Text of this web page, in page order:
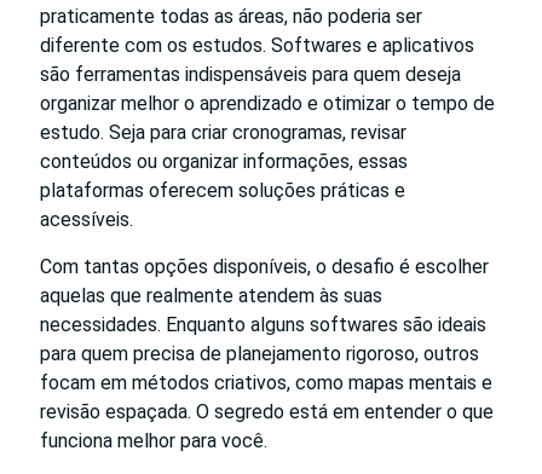
praticamente todas as áreas, não poderia ser
diferente com os estudos. Softwares e aplicativos
são ferramentas indispensáveis para quem deseja
organizar melhor o aprendizado e otimizar o tempo de
estudo. Seja para criar cronogramas, revisar
conteúdos ou organizar informações, essas
plataformas oferecem soluções práticas e
acessíveis.
Com tantas opções disponíveis, o desafio é escolher
aquelas que realmente atendem às suas
necessidades. Enquanto alguns softwares são ideais
para quem precisa de planejamento rigoroso, outros
focam em métodos criativos, como mapas mentais e
revisão espaçada. O segredo está em entender o que
funciona melhor para você.